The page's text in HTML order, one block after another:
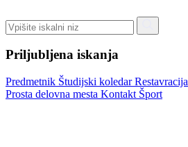
Priljubljena iskanja
Predmetnik Študijski koledarRestavracija
Prosta delovna mesta Kontakt Šport